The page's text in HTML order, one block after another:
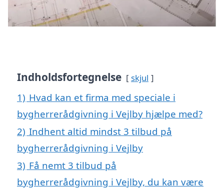
Indholdsfortegnelse skjul
1) Hvad kan et firma med speciale i
bygherrerådgivning i Vejlby hjælpe med?
2) Indhent altid mindst 3 tilbud på
bygherrerådgivning i Vejlby
3) Få nemt 3 tilbud på
bygherrerådgivning i Vejlby, du kan være